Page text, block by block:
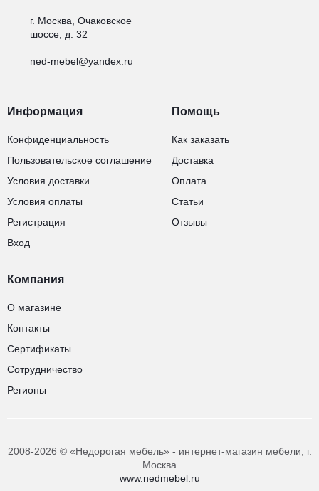
Компания
О магазине
Контакты
Сертификаты
Сотрудничество
Регионы
Информация
Конфиденциальность
Пользовательское соглашение
Условия доставки
Условия оплаты
Регистрация
Вход
Помощь
Как заказать
Доставка
Оплата
Статьи
Отзывы
г. Москва, Очаковское
шоссе, д. 32
ned-mebel@yandex.ru
2008-2026 © «Недорогая мебель» - интернет-магазин мебели, г.
Москва
www.nedmebel.ru